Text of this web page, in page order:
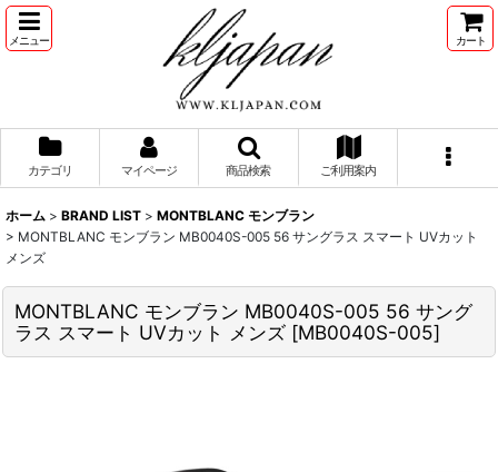
メニュー カート
カテゴリ マイページ 商品検索 ご利用案内
ホーム > BRAND LIST > MONTBLANC モンブラン
> MONTBLANC モンブラン MB0040S-005 56 サングラス スマート UVカット
メンズ
MONTBLANC モンブラン MB0040S-005 56 サング
ラス スマート UVカット メンズ [MB0040S-005]